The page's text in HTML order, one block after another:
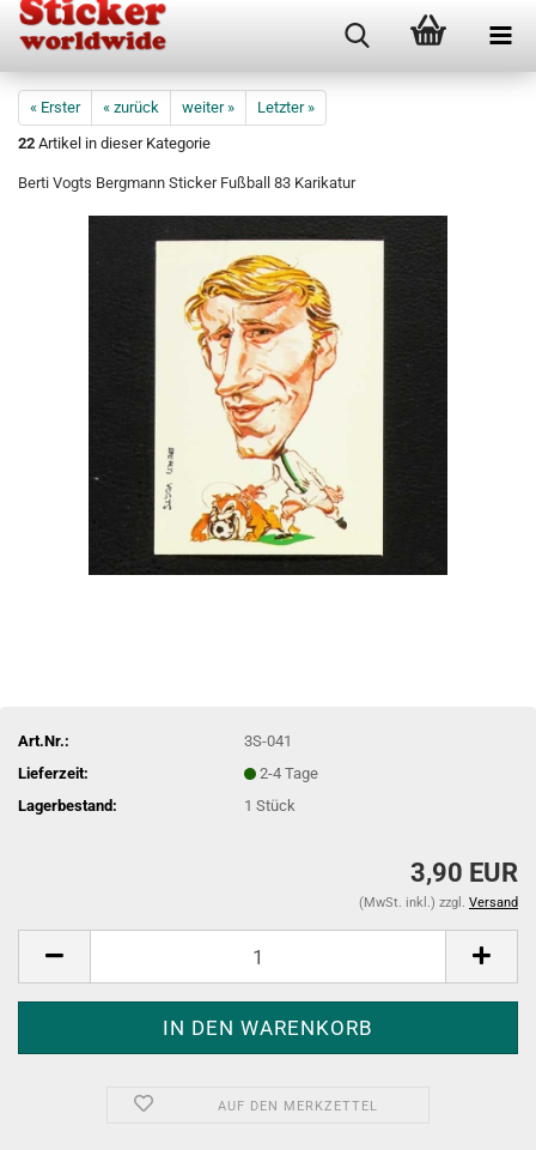
« Erster « zurück weiter »
Letzter »
22 Artikel in dieser Kategorie
Berti Vogts Bergmann Sticker Fußball 83 Karikatur
Art.Nr.:
3S-041
Lieferzeit:
2-4 Tage
Lagerbestand:
1Stück
3,90 EUR
(MwSt. inkl.) zzgl. Versand
AUF DEN MERKZETTEL